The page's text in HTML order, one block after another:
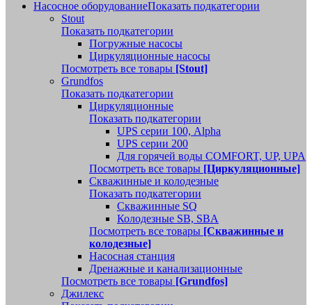
Насосное оборудованиеПоказать подкатегории
Stout
Показать подкатегории
Погружные насосы
Циркуляционные насосы
Посмотреть все товары [Stout]
Grundfos
Показать подкатегории
Циркуляционные
Показать подкатегории
UPS серии 100, Alpha
UPS серии 200
Для горячей воды COMFORT, UP, UPA
Посмотреть все товары [Циркуляционные]
Скважинные и колодезные
Показать подкатегории
Скважинные SQ
Колодезные SB, SBA
Посмотреть все товары [Скважинные и
колодезные]
Насосная станция
Дренажные и канализационные
Посмотреть все товары [Grundfos]
Джилекс